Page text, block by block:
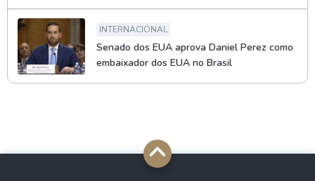
INTERNACIONAL
Senado dos EUA aprova Daniel Perez como
embaixador dos EUA no Brasil